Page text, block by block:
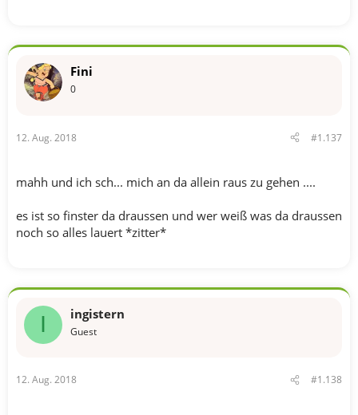
Fini
0
12. Aug. 2018 #1.137
mahh und ich sch... mich an da allein raus zu gehen ....
es ist so finster da draussen und wer weiß was da draussen
noch so alles lauert *zitter*
I ingistern
Guest
12. Aug. 2018 #1.138